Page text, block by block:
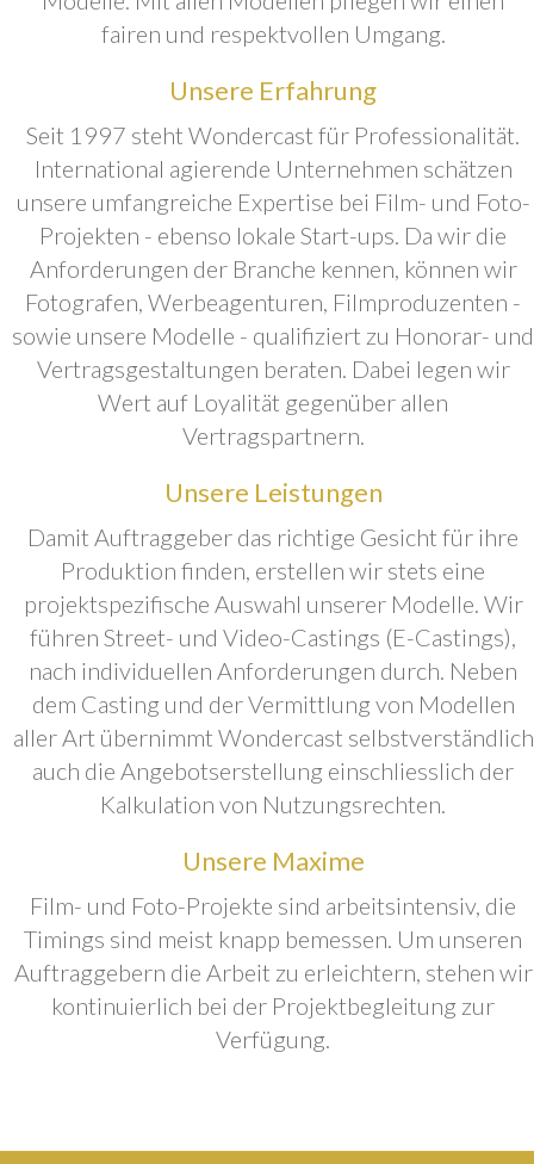
fairen und respektvollen Umgang.
Unsere Erfahrung
Seit 1997 steht Wondercast für Professionalität.
International agierende Unternehmen schätzen
unsere umfangreiche Expertise bei Film- und Foto-
Projekten - ebenso lokale Start-ups. Da wir die
Anforderungen der Branche kennen, können wir
Fotografen, Werbeagenturen, Filmproduzenten -
sowie unsere Modelle - qualifiziert zu Honorar- und
Vertragsgestaltungen beraten. Dabei legen wir
Wert auf Loyalität gegenüber allen
Vertragspartnern.
Unsere Leistungen
Damit Auftraggeber das richtige Gesicht für ihre
Produktion finden, erstellen wir stets eine
projektspezifische Auswahl unserer Modelle. Wir
führen Street- und Video-Castings (E-Castings),
nach individuellen Anforderungen durch. Neben
dem Casting und der Vermittlung von Modellen
aller Art übernimmt Wondercast selbstverständlich
auch die Angebotserstellung einschliesslich der
Kalkulation von Nutzungsrechten.
Unsere Maxime
Film- und Foto-Projekte sind arbeitsintensiv, die
Timings sind meist knapp bemessen. Um unseren
Auftraggebern die Arbeit zu erleichtern, stehen wir
kontinuierlich bei der Projektbegleitung zur
Verfügung.